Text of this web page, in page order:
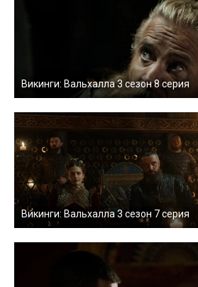
Викинги: Вальхалла 3 сезон 8 серия
Викинги: Вальхалла 3 сезон 7 серия